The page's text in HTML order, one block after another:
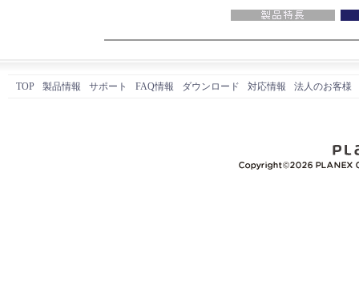
TOP 製品情報 サポート FAQ情報 ダウンロード 対応情報 法人のお客様